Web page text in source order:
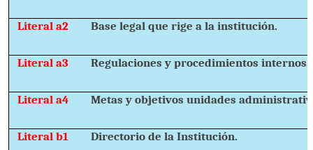
Literal a2Base legal que rige a la institución.
Literal a3Regulaciones y procedimientos internos.
Literal a4Metas y objetivos unidades
Literal b1Directorio de la Institución.